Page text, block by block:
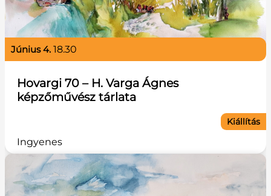
Hovargi 70 – H. Varga Ágnes
képzőművész tárlata
június 4. 18.30
Ingyenes
Kiállítás